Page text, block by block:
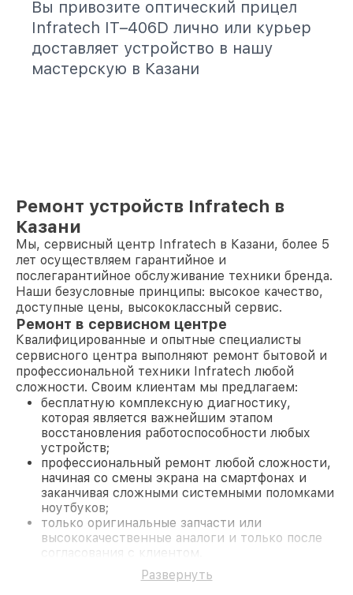
Вы привозите оптический прицел
Infratech IT–406D лично или курьер
доставляет устройство в нашу
мастерскую в Казани
Ремонт устройств Infratech в
Казани
Мы, сервисный центр Infratech в Казани, более 5
лет осуществляем гарантийное и
послегарантийное обслуживание техники бренда.
Наши безусловные принципы: высокое качество,
доступные цены, высококлассный сервис.
Ремонт в сервисном центре
Квалифицированные и опытные специалисты
сервисного центра выполняют ремонт бытовой и
профессиональной техники Infratech любой
сложности. Своим клиентам мы предлагаем:
бесплатную комплексную диагностику,
которая является важнейшим этапом
восстановления работоспособности любых
устройств;
профессиональный ремонт любой сложности,
начиная со смены экрана на смартфонах и
заканчивая сложными системными поломками
ноутбуков;
только оригинальные запчасти или
высококачественные аналоги и только после
согласования с клиентом.
На все работы и замененные комплектующие
предоставляется длительная гарантия. В случае
Развернуть